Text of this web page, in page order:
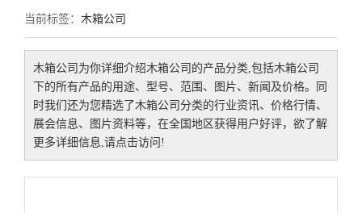
当前标签： 木箱公司
木箱公司 为你详细介绍木箱公司 的产品分类,包括木箱公司
下的所有产品的用途、型号、范围、图片、新闻及价格。同
时我们还为您精选了木箱公司 分类的行业资讯、价格行情、
展会信息、图片资料等，在全国地区获得用户好评，欲了解
更多详细信息,请点击访问!